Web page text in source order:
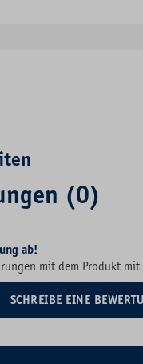
(0)
von 0 von 5 Sternen
ab!
mit dem Produkt
SCHREIBE EINE